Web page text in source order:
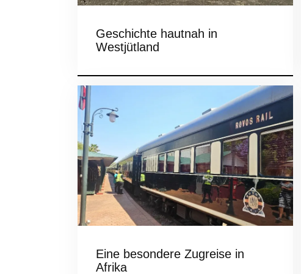
Geschichte hautnah in
Westjütland
Eine besondere Zugreise in
Afrika